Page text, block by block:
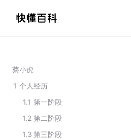
蔡小虎
1 个人经历
1.1 第一阶段
1.2 第二阶段
1.3 第三阶段